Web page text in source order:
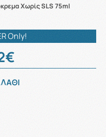
Χωρίς SLS 75ml
Only!